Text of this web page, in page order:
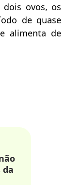
dois ovos, os
de quase
alimenta de
da